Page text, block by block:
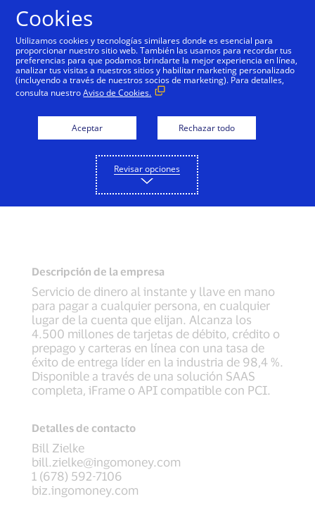
Descripción de la empresa
Servicio de dinero al instante y llave en mano
para pagar a cualquier persona, en cualquier
lugar de la cuenta que elijan. Alcanza los
4.500 millones de tarjetas de débito, crédito o
prepago y carteras en línea con una tasa de
éxito de entrega líder en la industria de 98,4 %.
Disponible a través de una solución SAAS
completa, iFrame o API compatible con PCI.
Detalles de contacto
Bill Zielke
bill.zielke@ingomoney.com
1 (678) 592-7106
biz.ingomoney.com
Cookies
Utilizamos cookies y tecnologías similares donde es esencial para
proporcionar nuestro sitio web. También las usamos para recordar tus
preferencias para que podamos brindarte la mejor experiencia en línea,
analizar tus visitas a nuestros sitios y habilitar marketing personalizado
(incluyendo a través de nuestros socios de marketing). Para detalles,
consulta nuestroAviso de Cookies.
Aceptar Rechazar todo
Revisar opciones